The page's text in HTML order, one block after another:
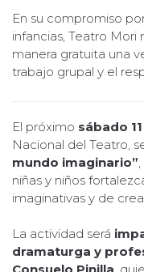
En su compromiso
infancias, Teatro Mori
manera gratuita una
trabajo grupal y el
El próximo sábado
Nacional del Teatro,
mundo imaginario”
niñas y niños
imaginativas y de
La actividad será
dramaturga y